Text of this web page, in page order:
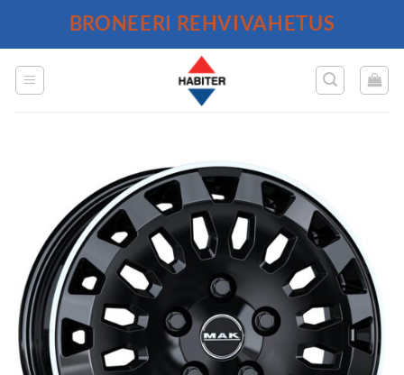
BRONEERI REHVIVAHETUS